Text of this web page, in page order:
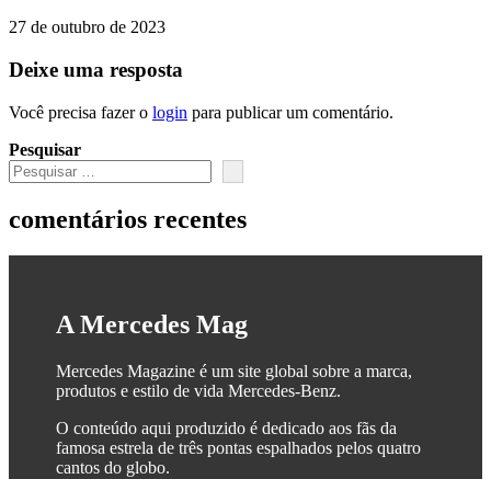
27 de outubro de 2023
Deixe uma resposta
Você precisa fazer o login para publicar um comentário.
Pesquisar
comentários recentes
A Mercedes Mag
Mercedes Magazine é um site global sobre a marca,
produtos e estilo de vida Mercedes-Benz.
O conteúdo aqui produzido é dedicado aos fãs da
famosa estrela de três pontas espalhados pelos quatro
cantos do globo.